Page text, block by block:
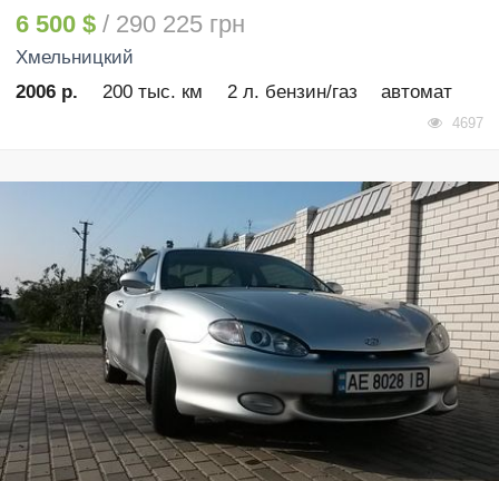
6 500 $ / 290 225 грн
Хмельницкий
2006 р.
200 тыс. км 2 л. бензин/газ автомат
4697